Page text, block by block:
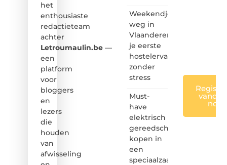
het
enthousiaste
redactieteam
achter
Letroumaulin.be—
een
platform
voor
bloggers
en
lezers
die
houden
van
afwisseling
Weekendje
weg in
Vlaanderen:
je eerste
hostelervaring
zonder
stress
Must-
have
elektrisch
gereedschap
kopen in
een
speciaalzaak
nog